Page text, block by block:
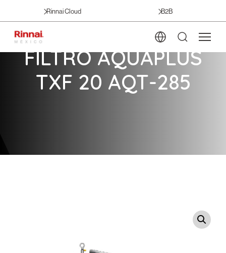
Rinnai Cloud B2B
FILTRO AQUAPLUS
TXF 20 AQT-285